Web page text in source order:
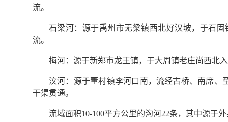
流。
石梁河：源于禹州市无梁镇西北好汉坡，于石
流。
梅河：源于新郑市龙王镇，于大周镇老庄尚西北
汶河：源于董村镇李河口南，流经古桥、南席、
干渠贯通。
流域面积10-100平方公里的沟河22条，其中源于